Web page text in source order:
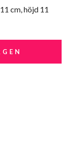
cm, höjd 11